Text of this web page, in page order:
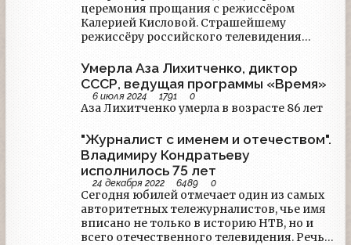
каналами "Ностальгия" и "Радость моя".
Остаётся он востребован и сегодня -
нередко Кочергин становится ведущим
церемония прощания с режиссёром
Калерией Кисловой. Страшейшему
режиссёру российского телевидения
Умерла Аза Лихитченко, диктор
СССР, ведущая программы «Время»
6 июля 2024 1791 0
Аза Лихитченко умерла в возрасте 86 лет
"Журналист с именем и отечеством".
Владимиру Кондратьеву
исполнилось 75 лет
24 декабря 2022 6489 0
Сегодня юбилей отмечает один из самых
авторитетных тележурналистов, чье имя
вписано не только в историю НТВ, но и
всего отечественного телевидения. Речь о